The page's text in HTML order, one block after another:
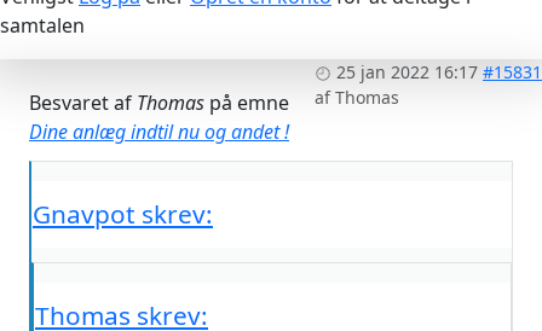
samtalen
25 jan 2022 16:17 #15831
afThomas
Besvaret af Thomas på emne
Dine anlæg indtil nu og andet !
Gnavpot skrev:
Thomas skrev: